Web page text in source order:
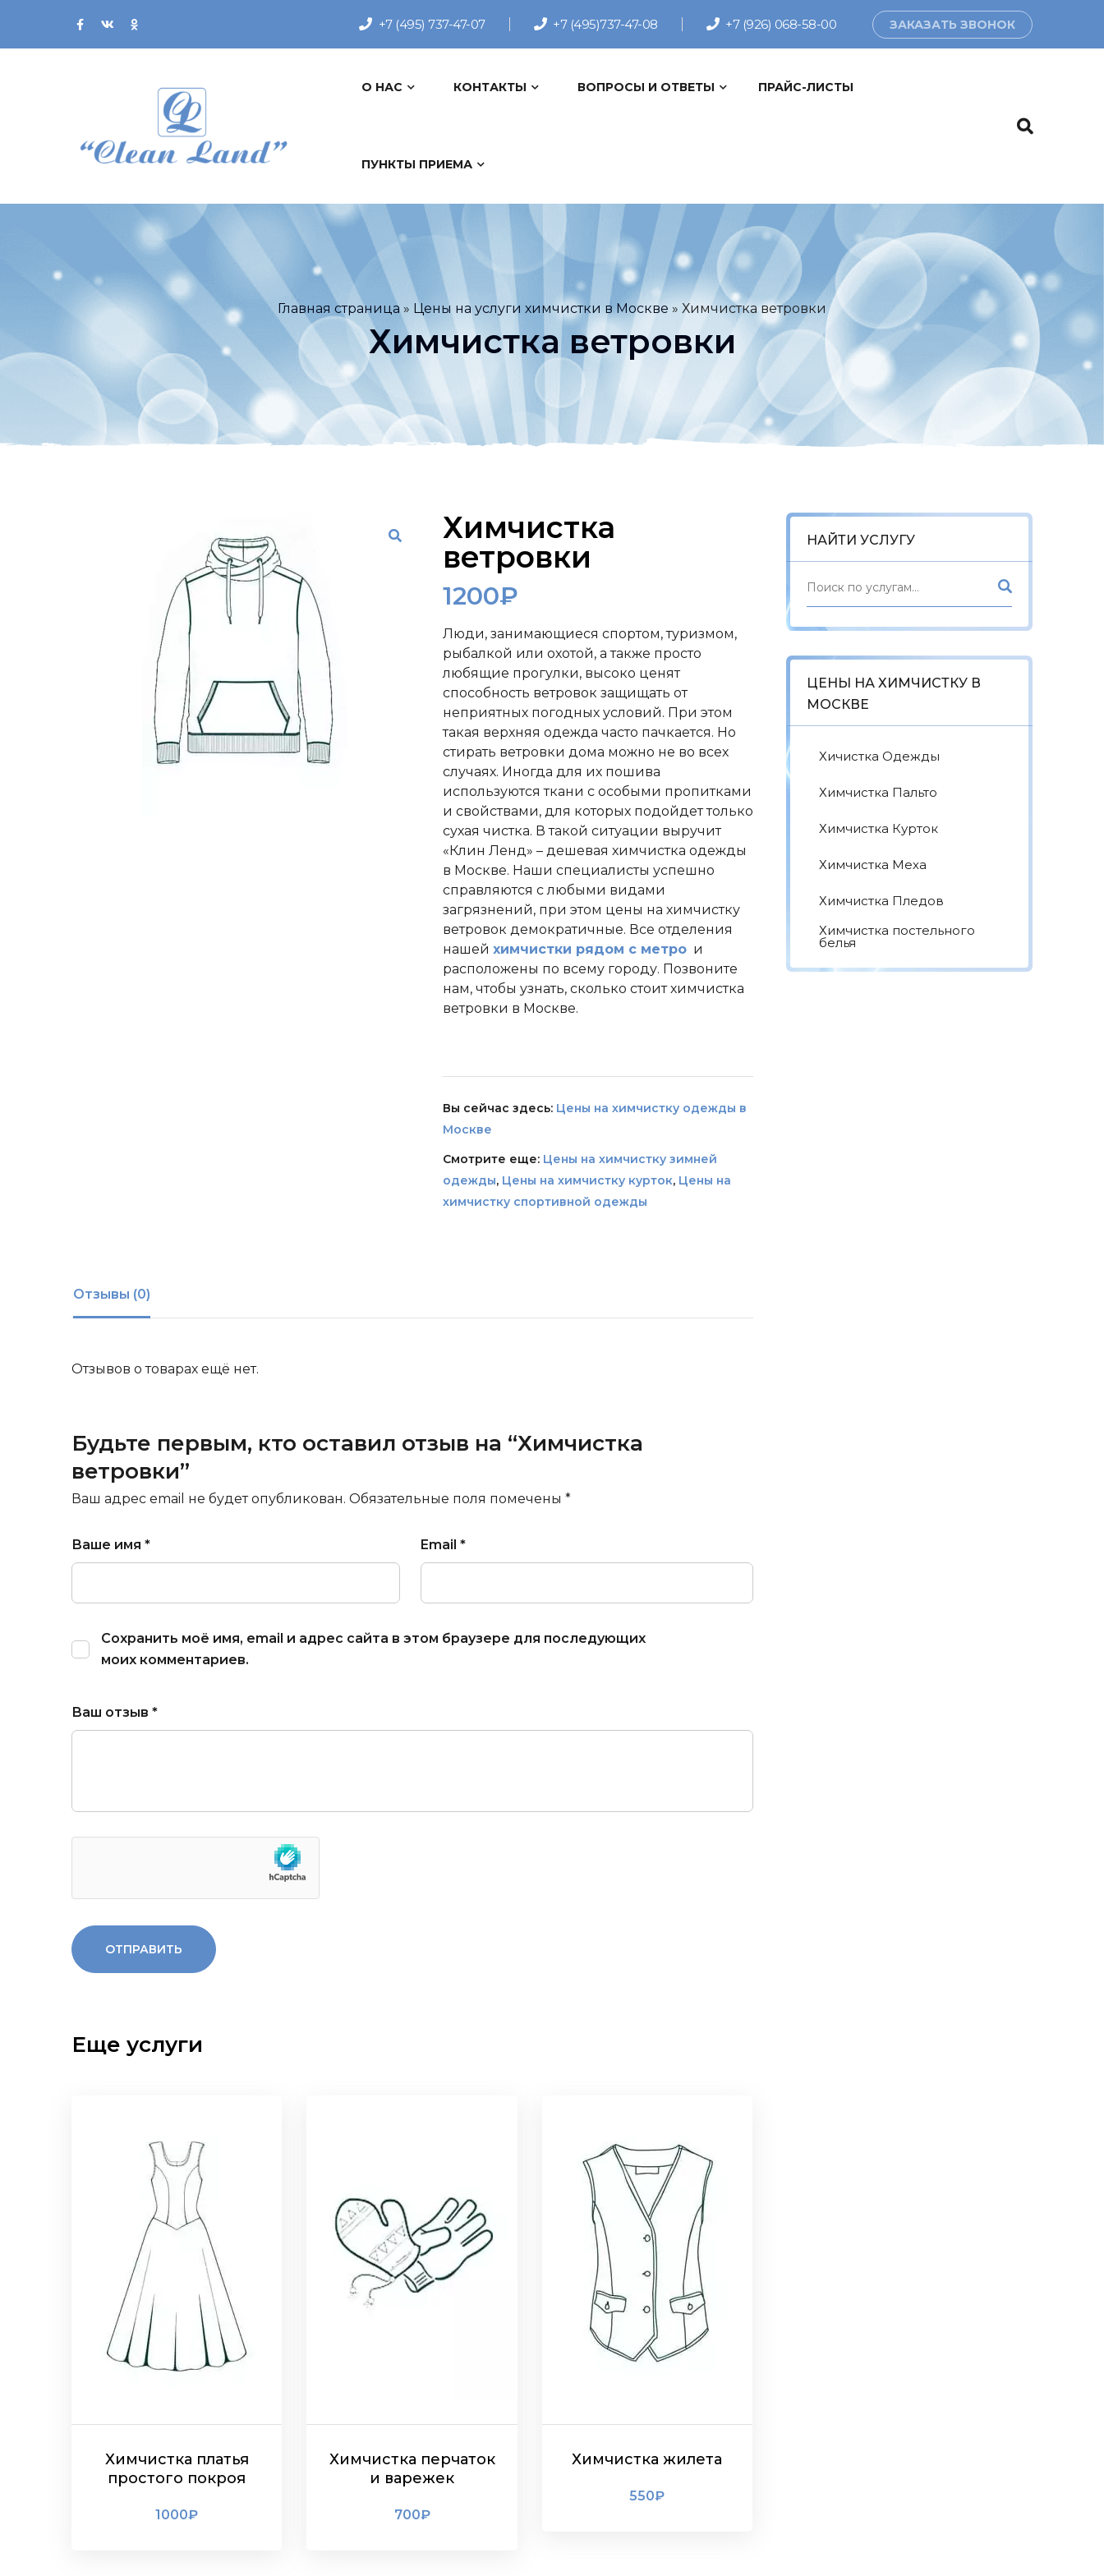
+7 (495) 737-47-07 +7 (495)737-47-08 +7 (926) 068-58-00 ЗАКАЗАТЬ ЗВОНОК
О НАС КОНТАКТЫ ВОПРОСЫ И ОТВЕТЫ ПРАЙС-ЛИСТЫ
ПУНКТЫ ПРИЕМА
Главная страница » Цены на услуги химчистки в Москве » Химчистка ветровки
Химчистка ветровки
НАЙТИ УСЛУГУ
ЦЕНЫ НА ХИМЧИСТКУ В
МОСКВЕ
Хичистка Одежды
Химчистка Пальто
Химчистка Курток
Химчистка Меха
Химчистка Пледов
Химчистка постельного
белья
Химчистка
ветровки
1200₽
Люди, занимающиеся спортом, туризмом,
рыбалкой или охотой, а также просто
любящие прогулки, высоко ценят
способность ветровок защищать от
неприятных погодных условий. При этом
такая верхняя одежда часто пачкается. Но
стирать ветровки дома можно не во всех
случаях. Иногда для их пошива
используются ткани с особыми пропитками
и свойствами, для которых подойдет только
сухая чистка. В такой ситуации выручит
«Клин Ленд» – дешевая химчистка одежды
в Москве. Наши специалисты успешно
справляются с любыми видами
загрязнений, при этом цены на химчистку
ветровок демократичные. Все отделения
нашей химчистки рядом с метро и
расположены по всему городу. Позвоните
нам, чтобы узнать, сколько стоит химчистка
ветровки в Москве.
Вы сейчас здесь: Цены на химчистку одежды в
Москве
Смотрите еще: Цены на химчистку зимней
одежды, Цены на химчистку курток, Цены на
химчистку спортивной одежды
Отзывы (0)
Отзывов о товарах ещё нет.
Будьте первым, кто оставил отзыв на “Химчистка
ветровки”
Ваш адрес email не будет опубликован. Обязательные поля помечены *
Ваше имя * Email *
Сохранить моё имя, email и адрес сайта в этом браузере для последующих
моих комментариев.
Ваш отзыв *
Еще услуги
Химчистка платья
простого покроя
1000₽
Химчистка перчаток
и варежек
700₽
Химчистка жилета
550₽